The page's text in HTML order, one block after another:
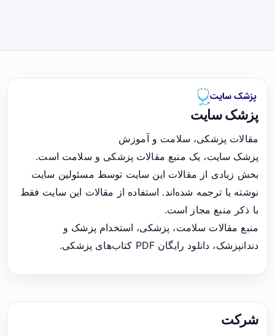
پزشک سایت
مقالات پزشکی، سلامت و آموزش
پزشک سایت، یک منبع مقالات پزشکی و سلامت است.
بخش زیادی از مقالات این سایت توسط مسئولین سایت
نوشته یا ترجمه شده‌اند. استفاده از مقالات این سایت فقط
با ذکر منبع مجاز است.
منبع مقالات سلامت، پزشکی، استخدام پزشک و
دندانپزشک، دانلود رایگان PDF کتاب‌های پزشکی.
شرکت